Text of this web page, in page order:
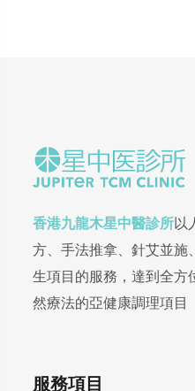
香港九龍木星中醫診所以
方、手法推拿、針艾並施
生項目的服務，達到全方
然療法的亞健康調理項目